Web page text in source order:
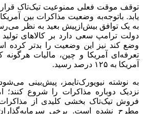
یابد. باتوجه‌به وضعیت مذاکرات بین
به یک توافق بیش‌ازپیش بعید به نظر
دولت ترامپ سعی دارد بر کالاهای
وضع کند نیز این وضعیت را بدتر کرده
تعرفه‌ای آمریکا و چین، مالیات هرگونه
آمریکا به ۱۲۵ درصد رسید.
به نوشته نیویورک‌تایمز، پیش‌بینی
نزدیک دوباره مذاکرات را شروع کنند؛
فروش تیک‌تاک بخشی کلیدی از
مطرح نشده است. برخی